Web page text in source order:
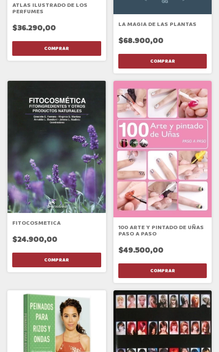
ATLAS ILUSTRADO DE LOS
PERFUMES
$36.290,00 LA MAGIA DE LAS PLANTAS
$68.900,00
FITOCOSMETICA
$24.900,00
100 ARTE Y PINTADO DE UÑAS
PASO A PASO
$49.500,00